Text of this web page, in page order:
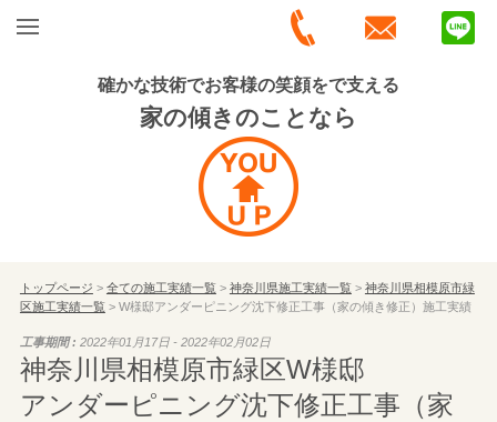
確かな技術でお客様の笑顔をで支える
家の傾きのことなら
トップページ > 全ての施工実績一覧> 神奈川県施工実績一覧> 神奈川県相模原市緑
区施工実績一覧> W様邸アンダーピニング沈下修正工事（家の傾き修正）施工実績
工事期間 : 2022年01月17日 - 2022年02月02日
神奈川県相模原市緑区W様邸
アンダーピニング沈下修正工事（家